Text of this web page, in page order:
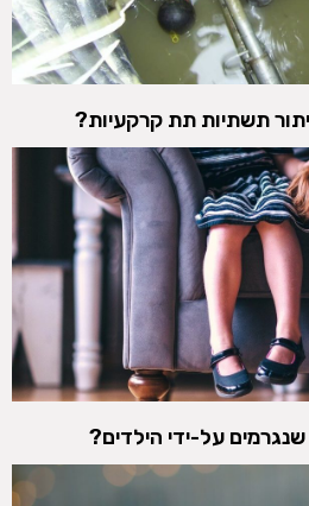
תשתיות תת קרקעיות?
על-ידי הילדים?